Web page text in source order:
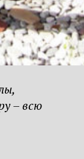
– всю